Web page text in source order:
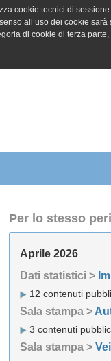
cookie tecnici di
all’uso dei cookie
di cookie di terza
Per lo stesso
Aprile 2026
Dati statistici >
12 contenuti
Sala stampa >
3 contenuti
Sala stampa >